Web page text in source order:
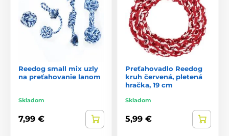
Reedog small mix uzly
na preťahovanie lanom
Skladom
7,99 €
Preťahovadlo Reedog
kruh červená, pletená
hračka, 19 cm
Skladom
5,99 €